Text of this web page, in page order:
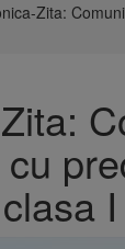
Zita:
I